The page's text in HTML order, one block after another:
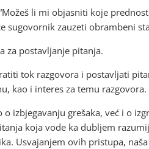
li mi objasniti koje
sugovornik zauzeti obrambeni
za postavljanje pitanja.
tok razgovora i postavljati
kao i interes za temu razgovora.
izbjegavanju grešaka, već i o
koja vode ka dubljem
Usvajanjem ovih pristupa,